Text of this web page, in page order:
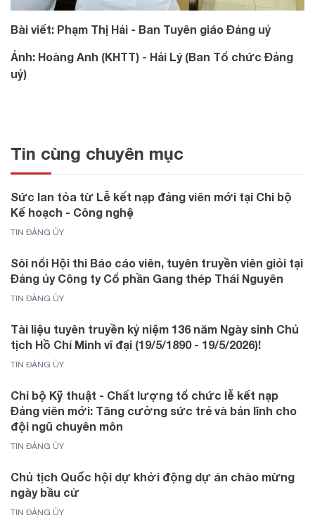
Bài viết: Phạm Thị Hải - Ban Tuyên giáo Đảng uỷ
Ảnh: Hoàng Anh (KHTT) - Hải Lý (Ban Tổ chức Đảng
uỷ)
Tin cùng chuyên mục
Sức lan tỏa từ Lễ kết nạp đảng viên mới tại Chi bộ
Kế hoạch - Công nghệ
TIN ĐẢNG ỦY
Sôi nổi Hội thi Báo cáo viên, tuyên truyền viên giỏi tại
Đảng ủy Công ty Cổ phần Gang thép Thái Nguyên
TIN ĐẢNG ỦY
Tài liệu tuyên truyền kỷ niệm 136 năm Ngày sinh Chủ
tịch Hồ Chí Minh vĩ đại (19/5/1890 - 19/5/2026)!
TIN ĐẢNG ỦY
Chi bộ Kỹ thuật - Chất lượng tổ chức lễ kết nạp
Đảng viên mới: Tăng cường sức trẻ và bản lĩnh cho
đội ngũ chuyên môn
TIN ĐẢNG ỦY
Chủ tịch Quốc hội dự khởi động dự án chào mừng
ngày bầu cử
TIN ĐẢNG ỦY